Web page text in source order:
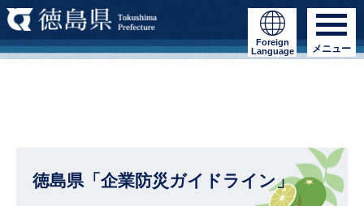
Foreign
Language
メニュー
徳島県「企業防災ガイドライン」